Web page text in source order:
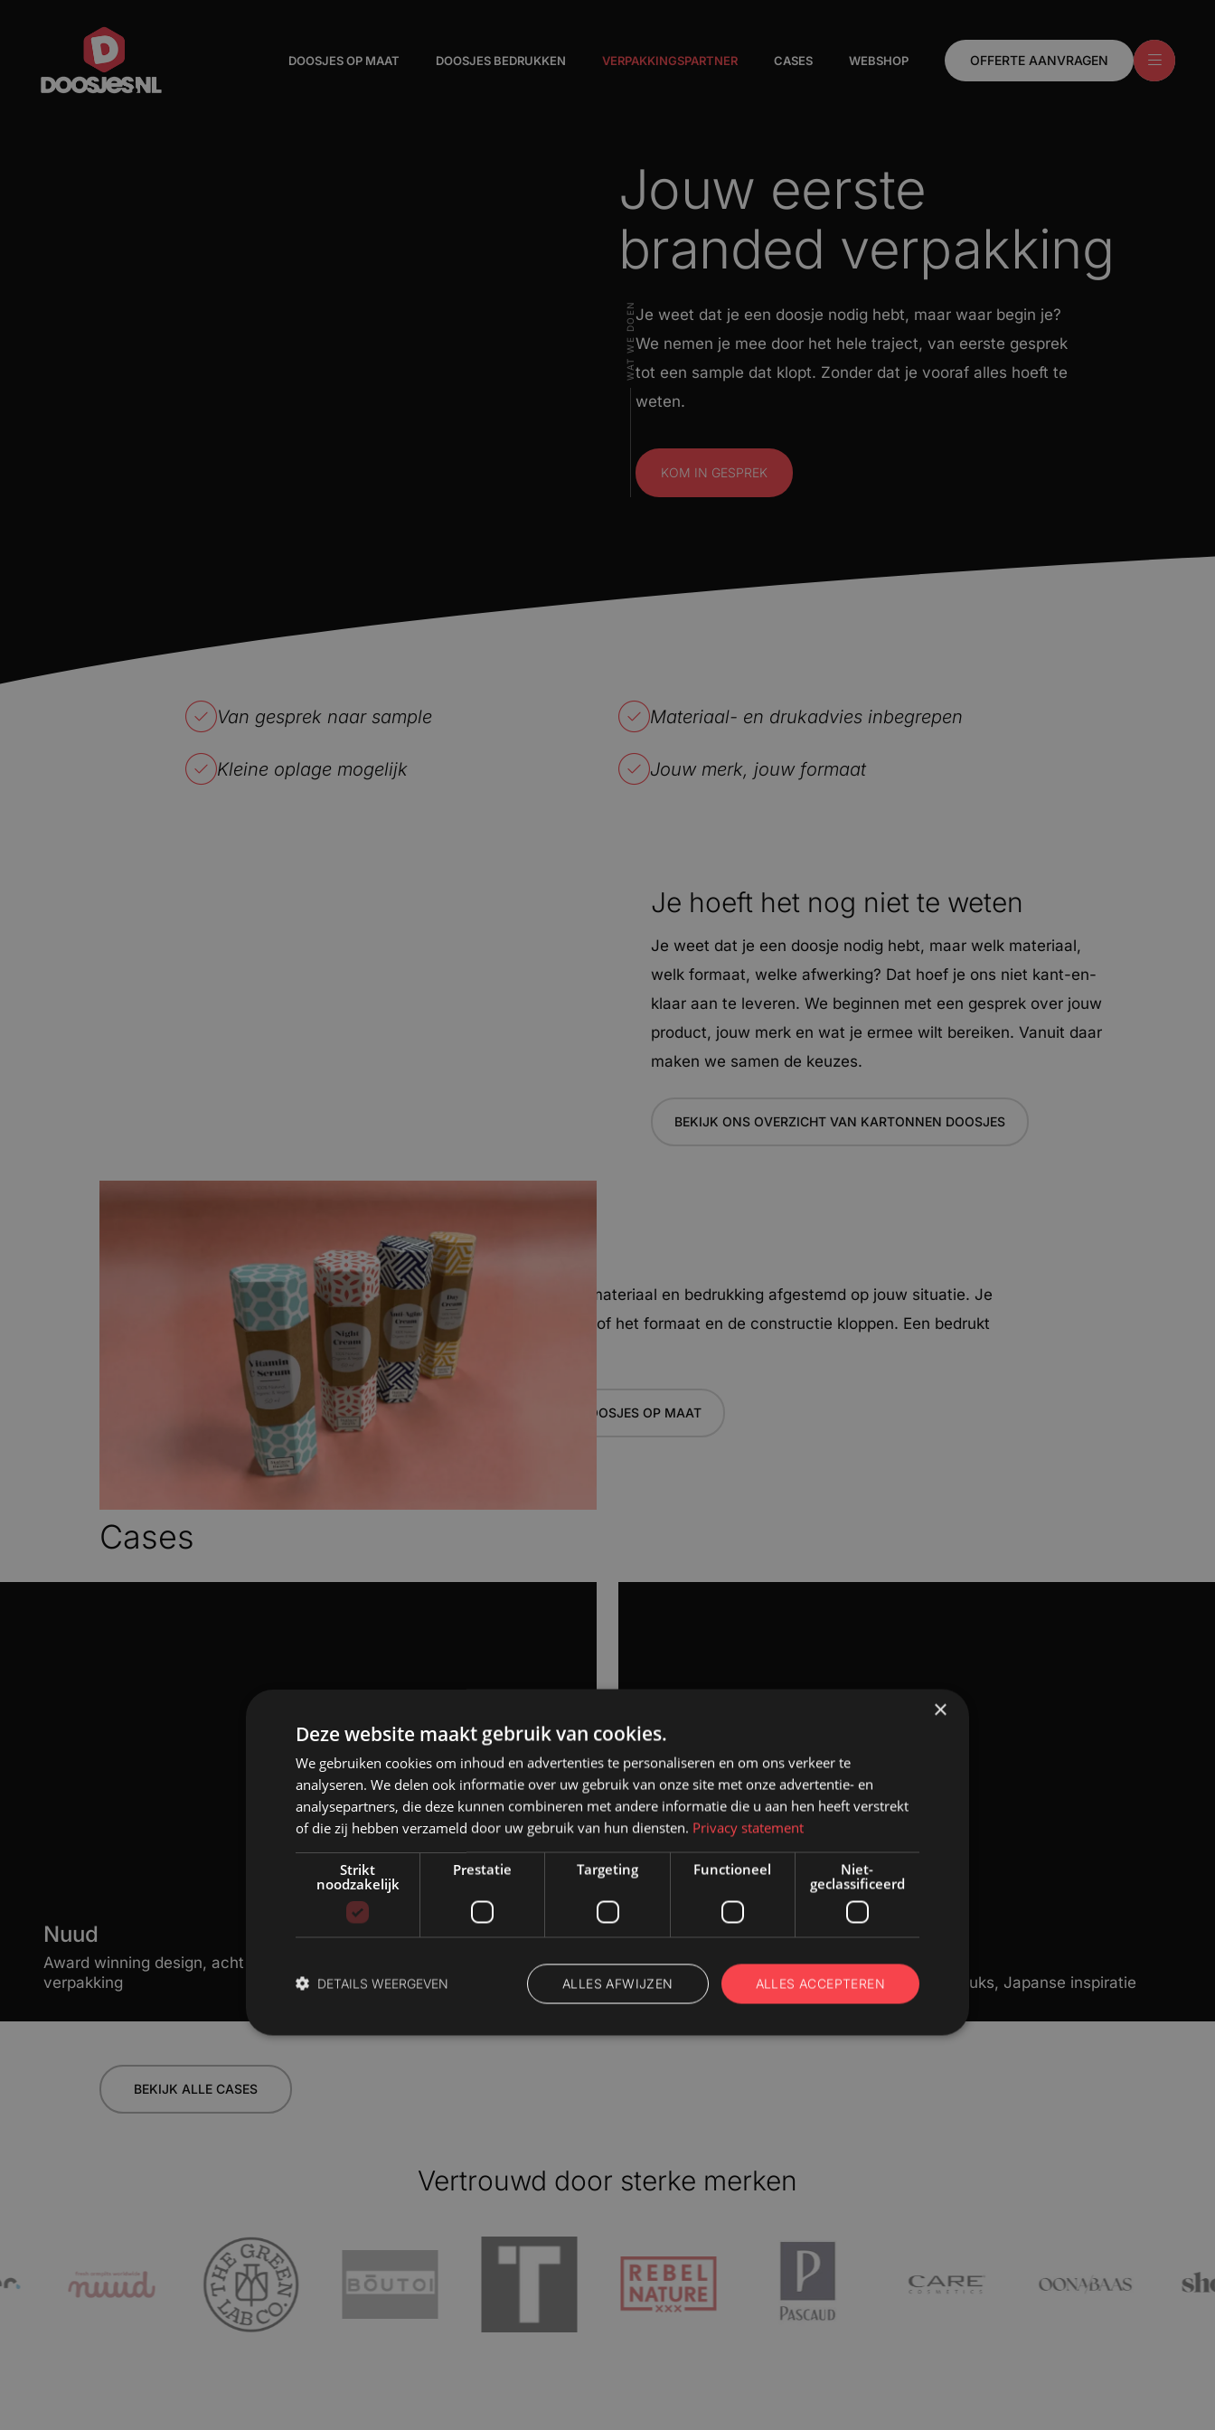
DOOSJES OP MAAT DOOSJES BEDRUKKEN VERPAKKINGSPARTNER CASES WEBSHOP OFFERTE AANVRAGEN
Massief kartonnen luxe doosjes
Interieurs & Inlays
Jouw eerste
branded verpakking
WAT WE DOENJe weet dat je een doosje nodig hebt, maar waar begin je?
We nemen je mee door het hele traject, van eerste gesprek
tot een sample dat klopt. Zonder dat je vooraf alles hoeft te
weten.
KOM IN GESPREK
Van gesprek naar sample Materiaal- en drukadvies inbegrepen
Kleine oplage mogelijk Jouw merk, jouw formaat
Je hoeft het nog niet te weten
Je weet dat je een doosje nodig hebt, maar welk materiaal,
welk formaat, welke afwerking? Dat hoef je ons niet kant-en-
klaar aan te leveren. We beginnen met een gesprek over jouw
product, jouw merk en wat je ermee wilt bereiken. Vanuit daar
maken we samen de keuzes.
BEKIJK ONS OVERZICHT VAN KARTONNEN DOOSJES
Van gesprek naar sample
Na de briefing werken we een voorstel uit: constructie, materiaal en bedrukking afgestemd op jouw situatie. Je
ontvangt eerst een onbedrukt sample om te controleren of het formaat en de constructie kloppen. Een bedrukt
sample is ook mogelijk, daar zijn kosten aan verbonden.
BEKIJK MEER OVER PACKAGING DESIGN MEER OVER DOOSJES OP MAAT
Cases
Nuud
Award winning design, acht jaar partnership, vier generaties
verpakking
Unboxing, eenmalige PR-campagne, 50 stuks, Japanse inspiratie
PR doos voor Ascis
BEKIJK ALLE CASES
Vertrouwd door sterke merken
×
Deze website maakt gebruik van cookies.
We gebruiken cookies om inhoud en advertenties te personaliseren en om ons verkeer te
analyseren. We delen ook informatie over uw gebruik van onze site met onze advertentie- en
analysepartners, die deze kunnen combineren met andere informatie die u aan hen heeft verstrekt
of die zij hebben verzameld door uw gebruik van hun diensten. Privacy statement
Strikt
noodzakelijk
Prestatie Targeting Functioneel
Niet-
geclassificeerd
ALLES ACCEPTEREN
ALLES AFWIJZEN
DETAILS WEERGEVEN